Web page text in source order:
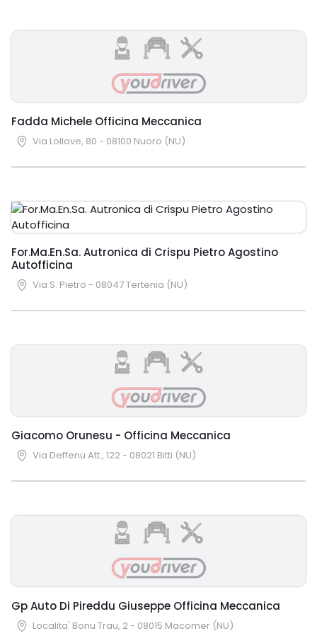
Fadda Michele Officina Meccanica
Via Lollove, 80 - 08100 Nuoro (NU)
For.Ma.En.Sa. Autronica di Crispu Pietro Agostino
Autofficina
Via S. Pietro - 08047 Tertenia (NU)
Giacomo Orunesu - Officina Meccanica
Via Deffenu Att., 122 - 08021 Bitti (NU)
Gp Auto Di Pireddu Giuseppe Officina Meccanica
Localita' Bonu Trau, 2 - 08015 Macomer (NU)